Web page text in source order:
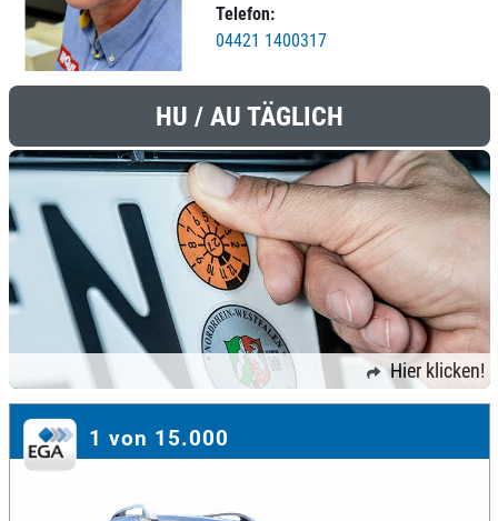
Telefon:
04421 1400317
HU / AU TÄGLICH
Hier klicken!
1 von 15.000